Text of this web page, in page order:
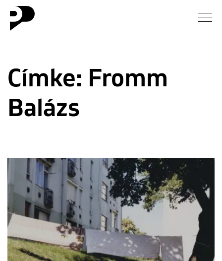
Galéria
Rólunk
ENGLISH
Címke: Fromm
Balázs